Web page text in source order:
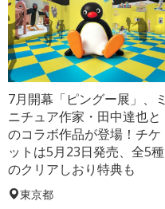
7月開幕「ピングー展」、ミ
ニチュア作家・田中達也と
のコラボ作品が登場！チケ
ットは5月23日発売、全5種
のクリアしおり特典も
東京都